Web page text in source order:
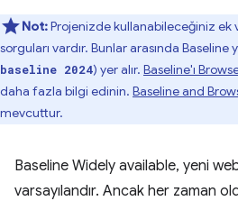
Not:Projenizde kullanabileceğiniz ek
sorguları vardır. Bunlar arasında Baseline
baseline 2024) yer alır. Baseline'ı
daha fazla bilgi edinin. Baseline and
mevcuttur.
Baseline Widely available, yeni
varsayılandır. Ancak her zaman